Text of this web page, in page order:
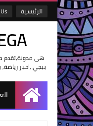
الرئيسية
هى مدونة,تقدم
ببجي ,اخبار